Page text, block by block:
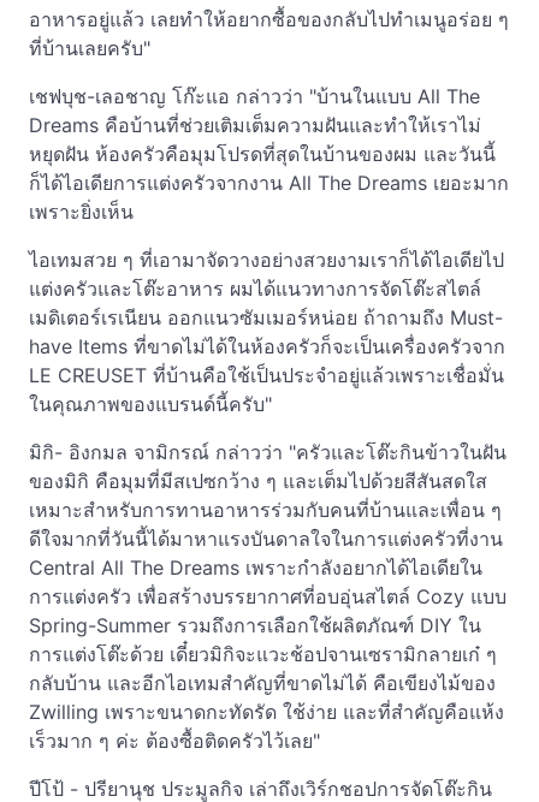
อาหารอยู่แล้ว เลยทำให้อยากซื้อของกลับไปทำเมนูอร่อย ๆ
ที่บ้านเลยครับ"
เชฟบุช-เลอชาญ โก๊ะแอ กล่าวว่า "บ้านในแบบ All The
Dreams คือบ้านที่ช่วยเติมเต็มความฝันและทำให้เราไม่
หยุดฝัน ห้องครัวคือมุมโปรดที่สุดในบ้านของผม และวันนี้
ก็ได้ไอเดียการแต่งครัวจากงาน All The Dreams เยอะมาก
เพราะยิ่งเห็น
ไอเทมสวย ๆ ที่เอามาจัดวางอย่างสวยงามเราก็ได้ไอเดียไป
แต่งครัวและโต๊ะอาหาร ผมได้แนวทางการจัดโต๊ะสไตล์
เมดิเตอร์เรเนียน ออกแนวซัมเมอร์หน่อย ถ้าถามถึง Must-
have Items ที่ขาดไม่ได้ในห้องครัวก็จะเป็นเครื่องครัวจาก
LE CREUSET ที่บ้านคือใช้เป็นประจำอยู่แล้วเพราะเชื่อมั่น
ในคุณภาพของแบรนด์นี้ครับ"
มิกิ- อิงกมล จามิกรณ์ กล่าวว่า "ครัวและโต๊ะกินข้าวในฝัน
ของมิกิ คือมุมที่มีสเปซกว้าง ๆ และเต็มไปด้วยสีสันสดใส
เหมาะสำหรับการทานอาหารร่วมกับคนที่บ้านและเพื่อน ๆ
ดีใจมากที่วันนี้ได้มาหาแรงบันดาลใจในการแต่งครัวที่งาน
Central All The Dreams เพราะกำลังอยากได้ไอเดียใน
การแต่งครัว เพื่อสร้างบรรยากาศที่อบอุ่นสไตล์ Cozy แบบ
Spring-Summer รวมถึงการเลือกใช้ผลิตภัณฑ์ DIY ใน
การแต่งโต๊ะด้วย เดี๋ยวมิกิจะแวะช้อปจานเซรามิกลายเก๋ ๆ
กลับบ้าน และอีกไอเทมสำคัญที่ขาดไม่ได้ คือเขียงไม้ของ
Zwilling เพราะขนาดกะทัดรัด ใช้ง่าย และที่สำคัญคือแห้ง
เร็วมาก ๆ ค่ะ ต้องซื้อติดครัวไว้เลย"
ปีโป้ - ปรียานุช ประมูลกิจ เล่าถึงเวิร์กชอปการจัดโต๊ะกิน